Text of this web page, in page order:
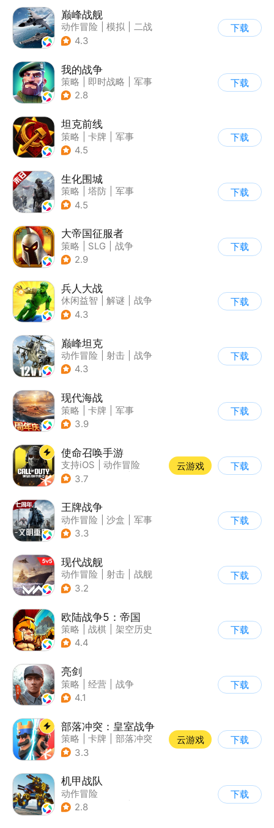
巅峰战舰
动作冒险 模拟
二战
| 战术竞技
4.3
下载
我的战争
策略 即时战略
军事
| 卡通
2.8
下载
坦克前线
策略 卡牌
军事
| 战术竞技
4.5
下载
生化围城
策略 塔防
军事
| 废土
4.5
下载
大帝国征服者
策略 SLG
战争
| 帝国时代
2.9
下载
兵人大战
休闲益智 解谜
战争
| 文字游戏
4.3
下载
巅峰坦克
动作冒险 射击
战争
| 战术竞技
4.3
下载
现代海战
策略 卡牌
军事
| 战术竞技
3.9
下载
使命召唤手游
支持iOS
动作冒险
| 第一人称射击
3.7
云游戏 下载
王牌战争
动作冒险 沙盒
军事
| 开放世界
3.3
下载
现代战舰
动作冒险 射击
战舰
| 5v5
3.2
下载
欧陆战争5：帝国
策略 战棋
架空历史
| 欧陆战争
4.4
下载
亮剑
策略 经营
战争
| 亮剑
4.1
下载
部落冲突：皇室战争
策略 卡牌
部落冲突
| 卡通
3.3
云游戏 下载
机甲战队
动作冒险
| 第三人称射击
2.8
下载